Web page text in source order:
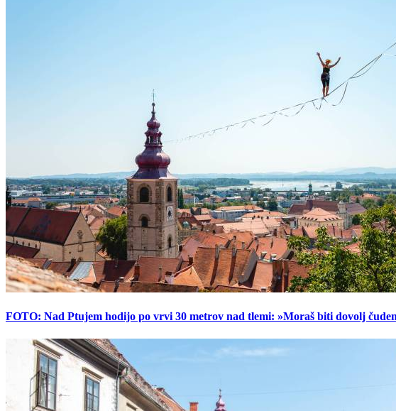
FOTO: Nad Ptujem hodijo po vrvi 30 metrov nad tlemi: »Moraš biti dovolj